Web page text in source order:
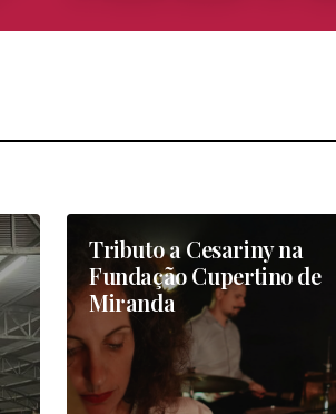
Tributo a Cesariny na
Fundação Cupertino de
Miranda